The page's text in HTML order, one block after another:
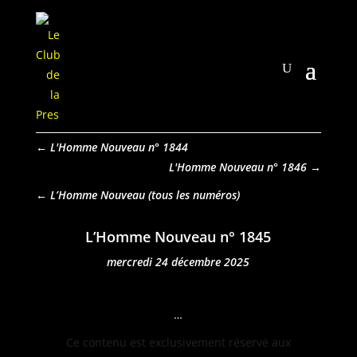
← L'Homme Nouveau n° 1844
L'Homme Nouveau n° 1846 →
L’Homme Nouveau
L’Homme Nouveau n° 1845
mercredi 24 décembre 2025
…
Ce con­tenu est exclu­sive­ment réservé aux